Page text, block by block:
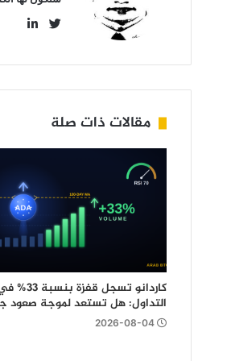
مقالات ذات صلة
كاردانو تسجل
التداول: هل تستعد لموجة صعود
2026-08-04